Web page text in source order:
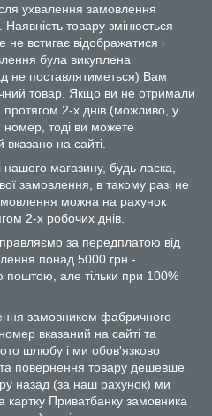
ухвалення замовлення
товару змінюється
встигає відображатися і
була викуплена
не поставлятиметься) Вам
товар. Якщо ви не отримали
протягом 2-х днів (можливо, у
номер, тоді ви можете
на сайті.
магазину, будь ласка,
замовлення, в такому разі не
можна на рахунок
2-х робочих днів.
за передплатою від
понад 5000 грн -
поштою, але тільки при 100%
замовником фабричного
вказаний на сайті та
шлюбу і ми обов'язково
повернення товару дешевше
назад (за наш рахунок) ми
картку Приватбанку замовника